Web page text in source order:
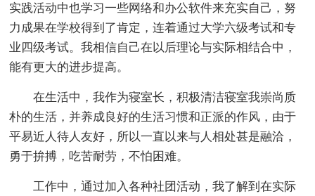
实践活动中也学习一些网络和办公软件来充实自己，努
力成果在学校得到了肯定，连着通过大学六级考试和专
业四级考试。我相信自己在以后理论与实际相结合中，
能有更大的进步提高。
在生活中，我作为寝室长，积极清洁寝室我崇尚质
朴的生活，并养成良好的生活习惯和正派的作风，由于
平易近人待人友好，所以一直以来与人相处甚是融洽，
勇于拚搏，吃苦耐劳，不怕困难。
工作中，通过加入各种社团活动，我了解到在实际